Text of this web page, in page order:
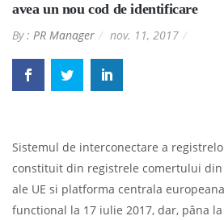
avea un nou cod de identificare
By : PR Manager nov. 11, 2017
Sistemul de interconectare a
constituit din registrele comertului
ale UE si platforma centrala
functional la 17 iulie 2017, dar, pâna